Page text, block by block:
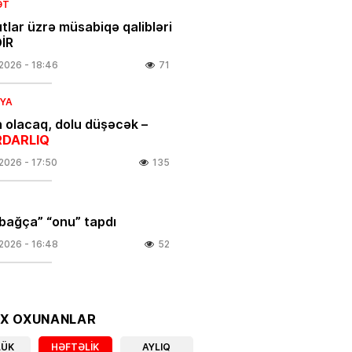
üzrə müsabiqə qalibləri
- 18:46 71
olacaq, dolu düşəcək –
- 17:50 135
“onu” tapdı
- 16:48 52
edib
- 16:09 36
OXUNANLAR
HƏFTƏLIK AYLIQ